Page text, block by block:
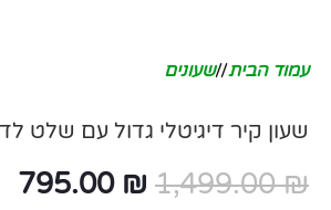
עמוד הבית/ שעונים
שעון קיר דיגיטלי גדול עם שלט
1,499.00₪
795.00 ₪